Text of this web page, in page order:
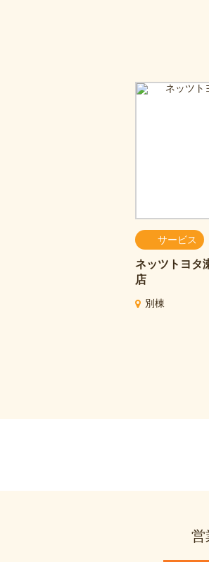
サービス
ネッツトヨタ
店
別棟
営